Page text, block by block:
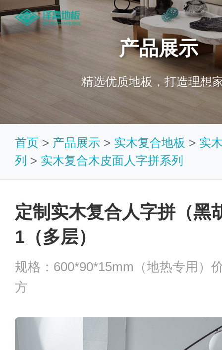
产品展示
精选优质地板，打造理想
首页 > 产品展示 > 实木复合地板 > 实
列 > 实木复合木皮面人字拼系列
定制实木复合人字拼（黑
1（多层）
规格：600*90*15mm（地热专用）
方